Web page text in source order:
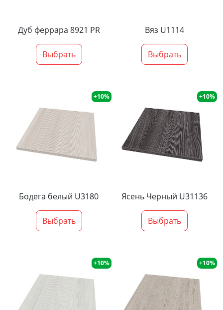
Дуб феррара 8921 PR
Выбрать
Вяз U1114
Выбрать
+10%
Бодега белый U3180
Выбрать
+10%
Ясень Черный U31136
Выбрать
+10% +10%